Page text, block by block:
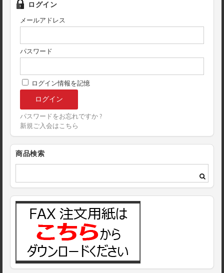
ログイン
メールアドレス
パスワード
ログイン情報を記憶
パスワードをお忘れですか ?
新規ご入会はこちら
商品検索